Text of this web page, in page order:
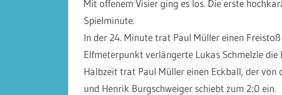
Mit offenem Visier ging es los. Die erste
Spielminute.
In der 24. Minute trat Paul Müller einen
Elfmeterpunkt verlängerte Lukas Schmelzle
Halbzeit trat Paul Müller einen Eckball, der
und Henrik Burgschweiger schiebt zum 2:0 ein.